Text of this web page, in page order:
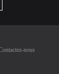
nous